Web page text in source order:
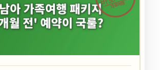
가족여행